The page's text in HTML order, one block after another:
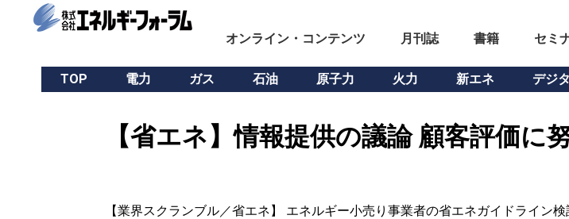
オンライン・コンテンツ 月刊誌 書籍 セミ
TOP 電力 ガス 石油 原子力 火力 新エネ デジ
【省エネ】情報提供の議論 顧客評価に
【業界スクランブル／省エネ】 エネルギー小売り事業者の省エネガイドライン